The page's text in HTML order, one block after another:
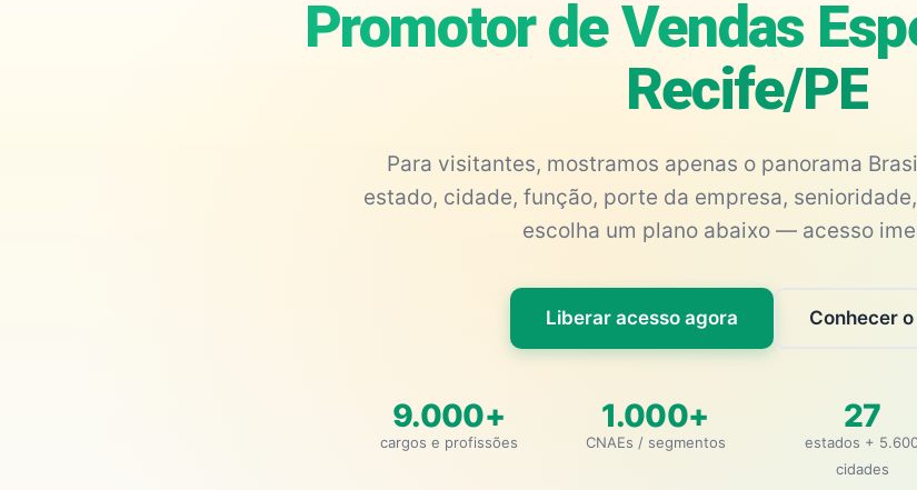
Promotor de Vendas
Recife/PE
Para visitantes, mostramos apenas o panorama
estado, cidade, função, porte da empresa, senioridade,
escolha um plano abaixo — acesso
Liberar acesso agora Conhecer o
9.000+
cargos e profissões
1.000+
CNAEs / segmentos
27
estados +
cidades